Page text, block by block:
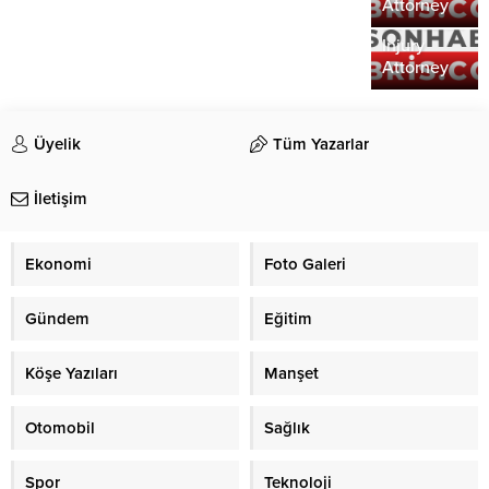
Attorney
a Personal
Injury
Attorney
Üyelik Tüm Yazarlar
İletişim
Ekonomi Foto Galeri
Gündem Eğitim
Köşe Yazıları Manşet
Otomobil Sağlık
Spor Teknoloji